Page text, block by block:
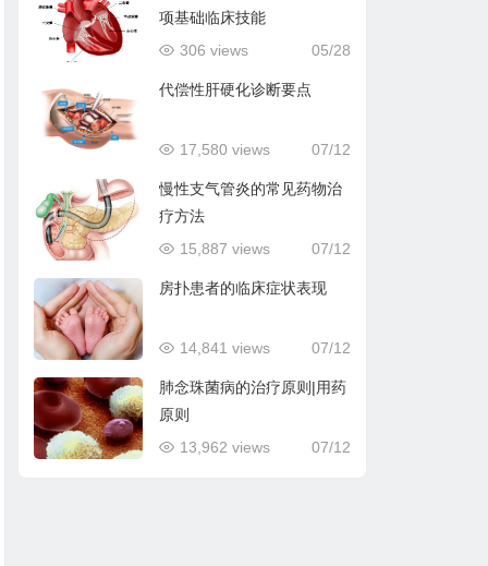
项基础临床技能
05/28
306 views
代偿性肝硬化诊断要点
07/12
17,580 views
慢性支气管炎的常见药物治
疗方法
07/12
15,887 views
房扑患者的临床症状表现
07/12
14,841 views
肺念珠菌病的治疗原则|用药
原则
07/12
13,962 views